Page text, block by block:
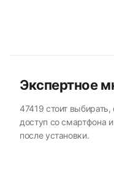
Экспертное
47419 стоит
доступ со смартфона
после установки.